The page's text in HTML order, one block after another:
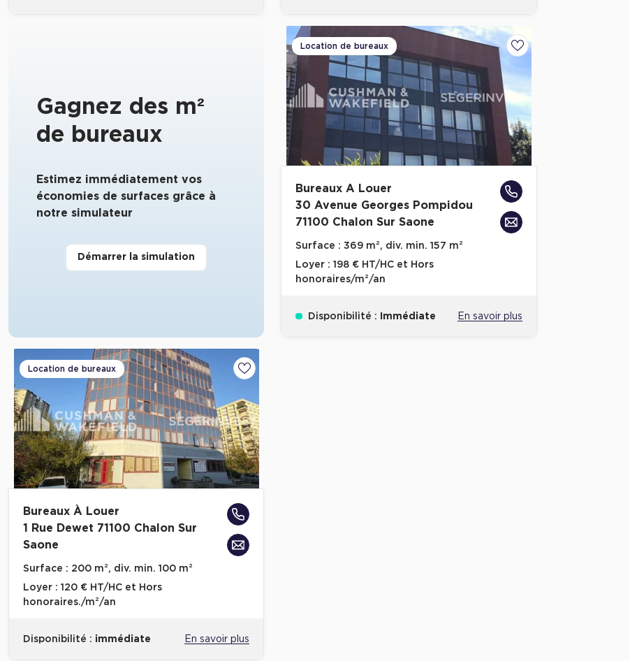
Gagnez des m²
de bureaux
Estimez immédiatement vos
économies de surfaces grâce à
notre simulateur
Démarrer la simulation
Location de bureaux
Ajouter aux favoris
Bureaux A Louer
30 Avenue Georges Pompidou
71100 Chalon Sur Saone
Surface : 369 m², div. min. 157 m²
Loyer :198 € HT/HC et Hors
honoraires/m²/an
Disponibilité : Immédiate En savoir plus
Location de bureaux
Ajouter aux favoris
Bureaux À Louer
1 Rue Dewet 71100 Chalon Sur
Saone
Surface : 200 m², div. min. 100 m²
Loyer : 120 € HT/HC et Hors
honoraires./m²/an
Disponibilité : immédiate En savoir plus